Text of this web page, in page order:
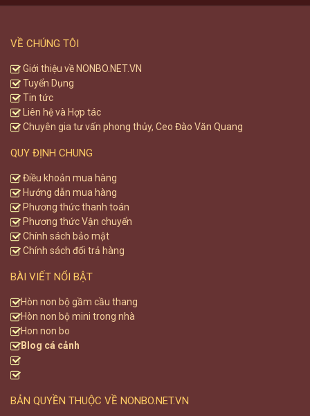
VỀ CHÚNG TÔI
Giới thiệu về NONBO.NET.VN
Tuyển Dụng
Tin tức
Liên hệ và Hợp tác
Chuyên gia tư vấn phong thủy, Ceo Đào Văn Quang
QUY ĐỊNH CHUNG
Điều khoản mua hàng
Hướng dẫn mua hàng
Phương thức thanh toán
Phương thức Vận chuyển
Chính sách bảo mật
Chính sách đổi trả hàng
BÀI VIẾT NỔI BẬT
Hòn non bộ gầm cầu thang
Hòn non bộ mini trong nhà
Hon non bo
Blog cá cảnh
BẢN QUYỀN THUỘC VỀ NONBO.NET.VN